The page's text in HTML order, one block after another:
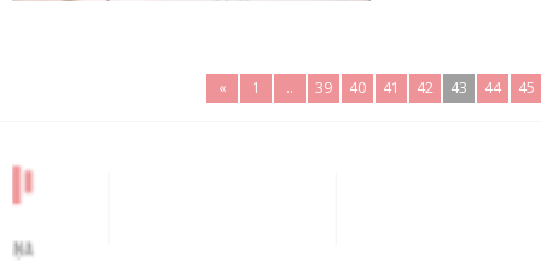
« 1 .. 39 40 41 42 43 44 45